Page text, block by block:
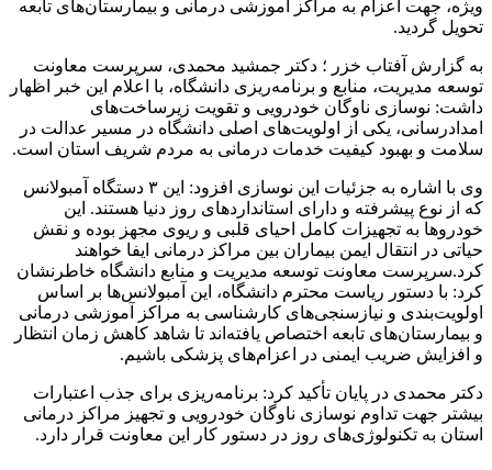
ویژه، جهت اعزام به مراکز آموزشی درمانی و بیمارستان‌های تابعه
تحویل گردید.
به گزارش آفتاب خزر ؛ دکتر جمشید محمدی، سرپرست معاونت
توسعه مدیریت، منابع و برنامه‌ریزی دانشگاه، با اعلام این خبر اظهار
داشت: نوسازی ناوگان خودرویی و تقویت زیرساخت‌های
امدادرسانی، یکی از اولویت‌های اصلی دانشگاه در مسیر عدالت در
سلامت و بهبود کیفیت خدمات درمانی به مردم شریف استان است.
وی با اشاره به جزئیات این نوسازی افزود: این ۳ دستگاه آمبولانس
که از نوع پیشرفته و دارای استانداردهای روز دنیا هستند. این
خودروها به تجهیزات کامل احیای قلبی و ریوی مجهز بوده و نقش
حیاتی در انتقال ایمن بیماران بین مراکز درمانی ایفا خواهند
کرد.سرپرست معاونت توسعه مدیریت و منابع دانشگاه خاطرنشان
کرد: با دستور ریاست محترم دانشگاه، این آمبولانس‌ها بر اساس
اولویت‌بندی و نیازسنجی‌های کارشناسی به مراکز آموزشی درمانی
و بیمارستان‌های تابعه اختصاص یافته‌اند تا شاهد کاهش زمان انتظار
و افزایش ضریب ایمنی در اعزام‌های پزشکی باشیم.
دکتر محمدی در پایان تأکید کرد: برنامه‌ریزی برای جذب اعتبارات
بیشتر جهت تداوم نوسازی ناوگان خودرویی و تجهیز مراکز درمانی
استان به تکنولوژی‌های روز در دستور کار این معاونت قرار دارد.